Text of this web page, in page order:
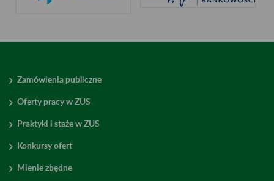
Zamówienia publiczne
Oferty pracy w ZUS
Praktyki i staże w ZUS
Konkursy ofert
Mienie zbędne